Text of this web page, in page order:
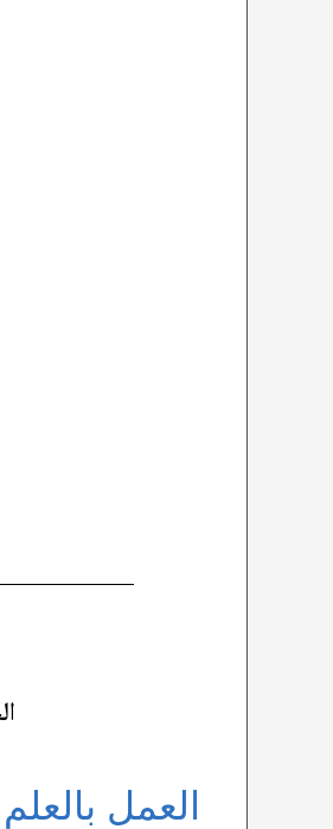
العمل بالعلم